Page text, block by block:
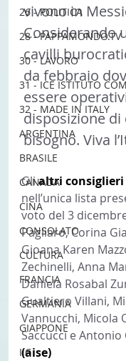
26 - POLITICA
28 - PAPPAMONDO.TV
30 - LAVORO
31 - ICE ISTITUTO
32 - MADE IN ITALY
ARGENTINA
BRASILE
CANADA
CINA
CONSOLATO
CULTURA
FRANCIA
GERMANIA
GIAPPONE
IIC
vivono in
Considerando
cavilli
da febbraio
essere
disposizione di
bisogno. Viva
Gli altri
nell’unica lista
voto del 3
Pagliaro, Corina
Gioana Karen
Zechinelli, Anna
Daniela Rosabal
Gualtiero Villani,
Vannucchi, Micola
Saccucci e Antonio
(aise)